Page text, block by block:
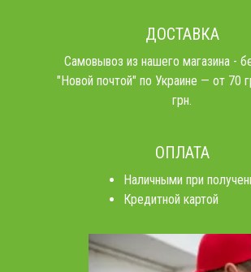
ДОСТАВКА
Самовывоз из нашего магазина -
"Новой почтой" по Украине — от 70
грн.
ОПЛАТА
Наличными при
Кредитной картой